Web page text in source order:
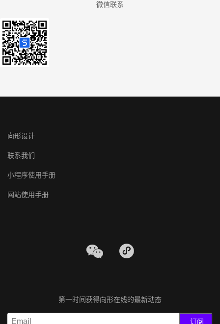
微信联系
向形设计
联系我们
小程序使用手册
网站使用手册
第一时间获得向形在线的最新动态
订阅